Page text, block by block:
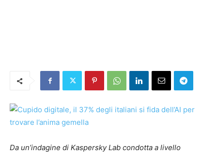
Da un’indagine di Kaspersky Lab condotta a livello